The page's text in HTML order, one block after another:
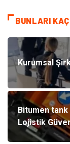
BUNLARI
Kurumsal
Bitumen
Lojistik